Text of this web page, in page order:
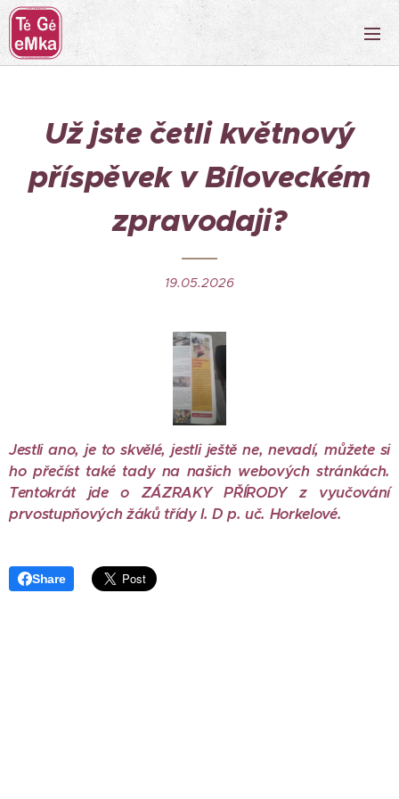
Už jste četli květnový
příspěvek v Bíloveckém
zpravodaji?
19.05.2026
Jestli ano, je to skvělé, jestli ještě ne, nevadí, můžete si
ho přečíst také tady na našich webových stránkách.
Tentokrát jde o ZÁZRAKY PŘÍRODY z vyučování
prvostupňových žáků třídy I. D p. uč. Horkelové.
Share